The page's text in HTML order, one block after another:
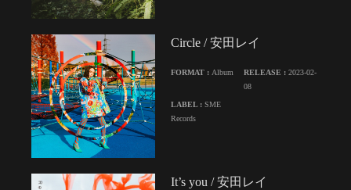
Circle / 安田レイ
FORMAT : Album RELEASE :2023-02-
08
LABEL : SME
Records
It’s you / 安田レイ